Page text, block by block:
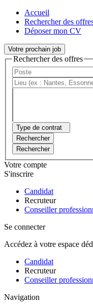
Accueil
Rechercher des
Déposer mon CV
Votre prochain job
Rechercher des offres
Type de contrat
Rechercher
Rechercher
Votre compte
S'inscrire
Candidat
Recruteur
Conseiller
Se connecter
Accédez à votre espace
Candidat
Recruteur
Conseiller
Navigation